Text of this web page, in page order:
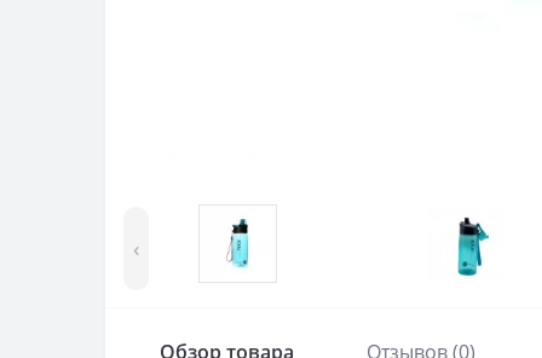
‹
Обзор товара Отзывов (0)